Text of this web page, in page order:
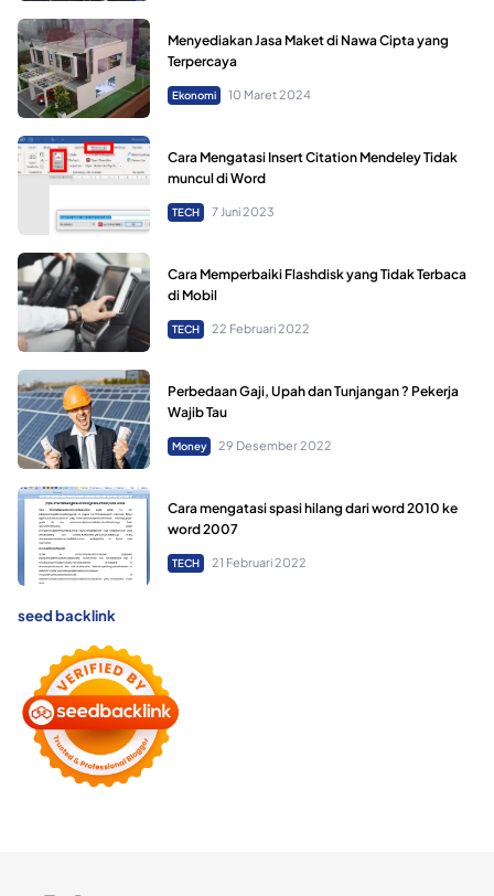
Menyediakan Jasa Maket di Nawa Cipta yang
Terpercaya
Ekonomi 10 Maret 2024
Cara Mengatasi Insert Citation Mendeley Tidak
muncul di Word
TECH 7 Juni 2023
Cara Memperbaiki Flashdisk yang Tidak Terbaca
di Mobil
TECH 22 Februari 2022
Perbedaan Gaji, Upah dan Tunjangan ? Pekerja
Wajib Tau
Money 29 Desember 2022
Cara mengatasi spasi hilang dari word 2010 ke
word 2007
TECH 21 Februari 2022
seed backlink